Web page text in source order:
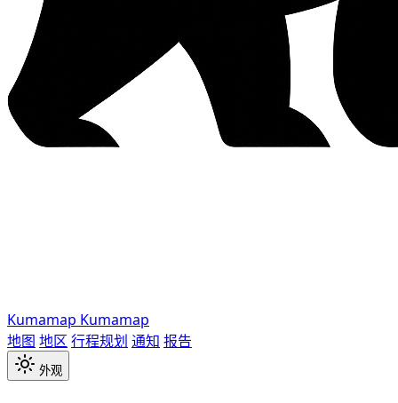
Kumamap Kumamap
地图 地区 行程规划 通知 报告
外观